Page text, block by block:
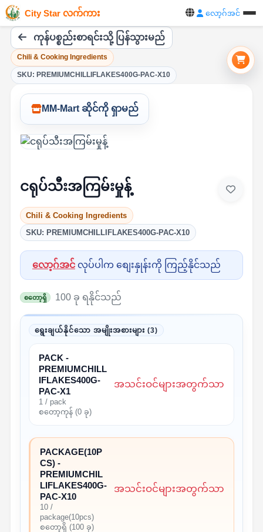
City Star လက်ကား လော့ဂ်အင်
ကုန်ပစ္စည်းစာရင်းသို့ ပြန်သွားမည်
Chili & Cooking Ingredients
SKU: PREMIUMCHILLIFLAKES400G-PAC-X10
MM-Mart ဆိုင်ကို ရှာမည်
ငရုပ်သီးအကြမ်းမှုန့်
Chili & Cooking Ingredients
SKU: PREMIUMCHILLIFLAKES400G-PAC-X10
လော့ဂ်အင် လုပ်ပါက စျေးနှုန်းကို ကြည့်နိုင်သည်
စတော့ရှိ 100 ခု ရနိုင်သည်
ရွေးချယ်နိုင်သော အမျိုးအစားများ (3)
PACK -
PREMIUMCHILL
IFLAKES400G-
PAC-X1
1 / pack
စတော့ကုန် (0 ခု)
အသင်းဝင်များအတွက်သာ
PACKAGE(10P
CS) -
PREMIUMCHIL
LIFLAKES400G-
PAC-X10
10 /
package(10pcs)
စတော့ရှိ (100 ခု)
အသင်းဝင်များအတွက်သာ